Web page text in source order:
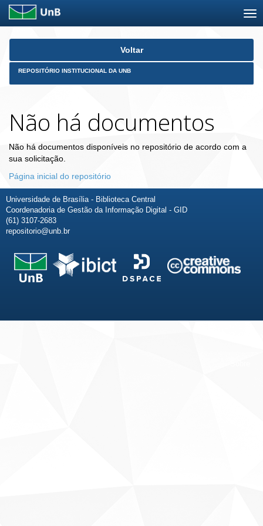
Skip
Voltar
REPOSITÓRIO INSTITUCIONAL DA UNB
Não há documentos
Não há documentos disponíveis no repositório de acordo com a
sua solicitação.
Página inicial do repositório
Universidade de Brasília - Biblioteca Central
Coordenadoria de Gestão da Informação Digital - GID
(61) 3107-2683
repositorio@unb.br